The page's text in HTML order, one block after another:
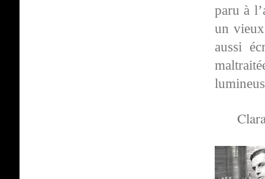
paru à
un
aussi